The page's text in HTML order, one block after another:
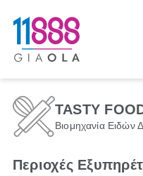
TASTY
Βιομηχανία Ειδών
Περιοχές